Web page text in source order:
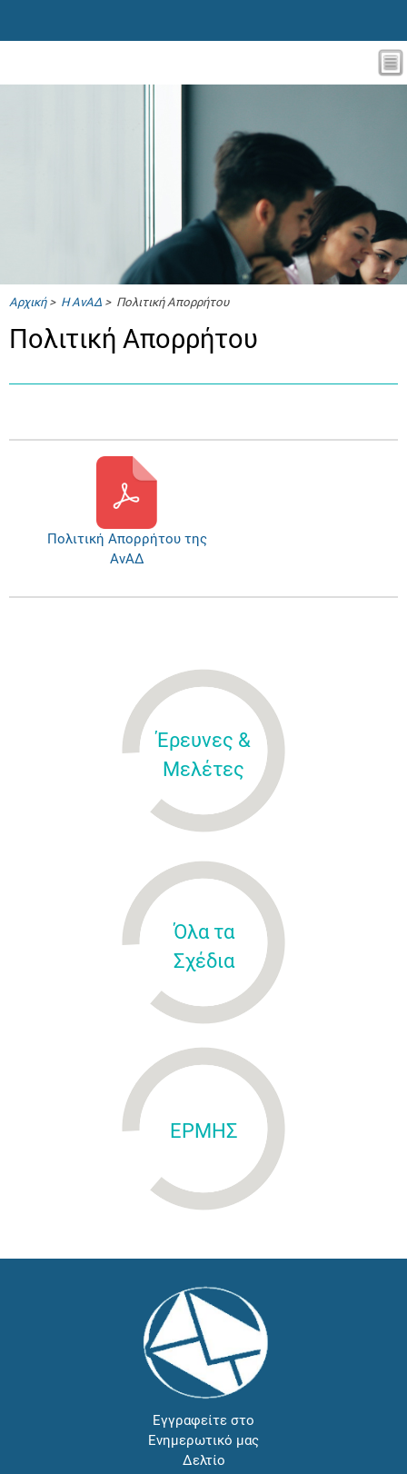
Αρχική> Η ΑνΑΔ > Πολιτική Απορρήτου
Πολιτική Απορρήτου
Πολιτική Απορρήτου της
ΑνΑΔ
Έρευνες &
Μελέτες
Όλα τα
Σχέδια
ΕΡΜΗΣ
Εγγραφείτε στο
Ενημερωτικό μας
Δελτίο